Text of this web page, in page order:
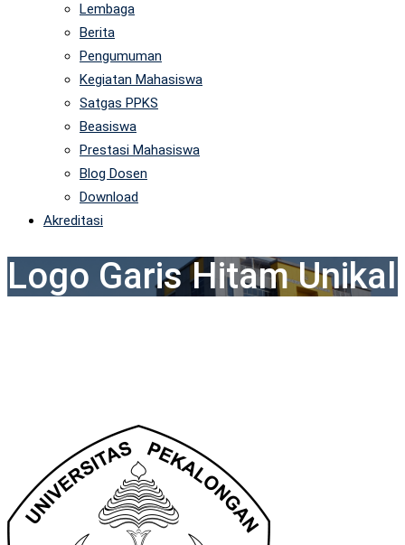
Lembaga
Berita
Pengumuman
Kegiatan Mahasiswa
Satgas PPKS
Beasiswa
Prestasi Mahasiswa
Blog Dosen
Download
Akreditasi
Logo Garis Hitam Unikal